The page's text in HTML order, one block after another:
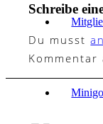
Schreibe
Du musst
Kommentar